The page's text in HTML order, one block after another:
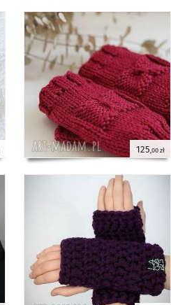
125 ,00 zł